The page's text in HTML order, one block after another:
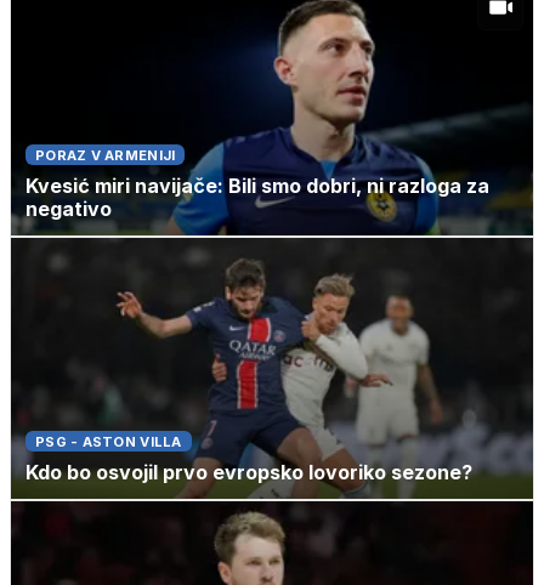
PORAZ V ARMENIJI
Kvesić miri navijače: Bili smo dobri, ni razloga za
negativo
PSG - ASTON VILLA
Kdo bo osvojil prvo evropsko lovoriko sezone?